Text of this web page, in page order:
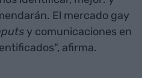
El mercado gay
y comunicaciones en
afirma.